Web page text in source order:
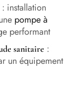
: installation
pompe à
performant
sanitaire :
un équipement